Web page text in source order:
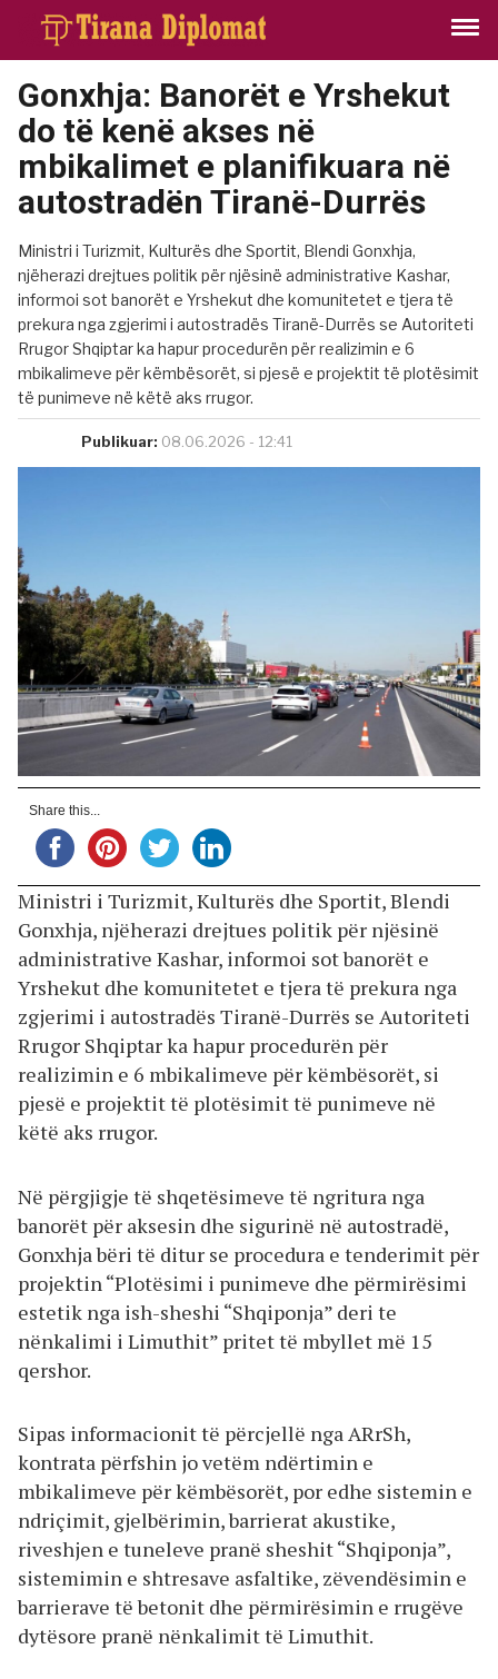
Gonxhja: Banorët e Yrshekut
do të kenë akses në
mbikalimet e planifikuara në
autostradën Tiranë-Durrës
Ministri i Turizmit, Kulturës dhe Sportit, Blendi Gonxhja,
njëherazi drejtues politik për njësinë administrative Kashar,
informoi sot banorët e Yrshekut dhe komunitetet e tjera të
prekura nga zgjerimi i autostradës Tiranë-Durrës se Autoriteti
Rrugor Shqiptar ka hapur procedurën për realizimin e 6
mbikalimeve për këmbësorët, si pjesë e projektit të plotësimit
të punimeve në këtë aks rrugor.
Publikuar: 08.06.2026 - 12:41
Share this...
Ministri i Turizmit, Kulturës dhe Sportit, Blendi
Gonxhja, njëherazi drejtues politik për njësinë
administrative Kashar, informoi sot banorët e
Yrshekut dhe komunitetet e tjera të prekura nga
zgjerimi i autostradës Tiranë-Durrës se Autoriteti
Rrugor Shqiptar ka hapur procedurën për
realizimin e 6 mbikalimeve për këmbësorët, si
pjesë e projektit të plotësimit të punimeve në
këtë aks rrugor.
Në përgjigje të shqetësimeve të ngritura nga
banorët për aksesin dhe sigurinë në autostradë,
Gonxhja bëri të ditur se procedura e tenderimit për
projektin “Plotësimi i punimeve dhe përmirësimi
estetik nga ish-sheshi “Shqiponja” deri te
nënkalimi i Limuthit” pritet të mbyllet më 15
qershor.
Sipas informacionit të përcjellë nga ARrSh,
kontrata përfshin jo vetëm ndërtimin e
mbikalimeve për këmbësorët, por edhe sistemin e
ndriçimit, gjelbërimin, barrierat akustike,
riveshjen e tuneleve pranë sheshit “Shqiponja”,
sistemimin e shtresave asfaltike, zëvendësimin e
barrierave të betonit dhe përmirësimin e rrugëve
dytësore pranë nënkalimit të Limuthit.